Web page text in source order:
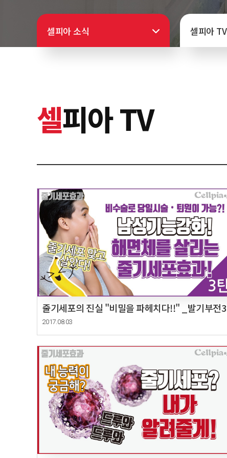
셀피아 소식 셀피아 TV
셀피아 TV
줄기세포의 진실 "비밀을 파헤치다!!" _발기부전3
2017.08.03